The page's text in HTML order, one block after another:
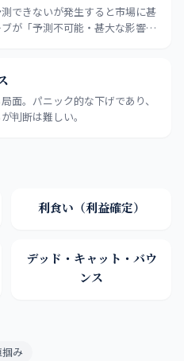
できないが発生すると市場に甚
が「予測不可能・甚大な影響・
面。パニック的な下げであり、
判断は難しい。
利食い（利益確定）
デッド・キャット・バウ
ンス
掴み